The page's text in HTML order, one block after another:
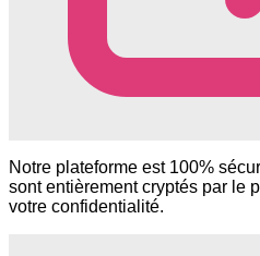
Notre plateforme est 100%
sont entièrement cryptés par le
votre confidentialité.